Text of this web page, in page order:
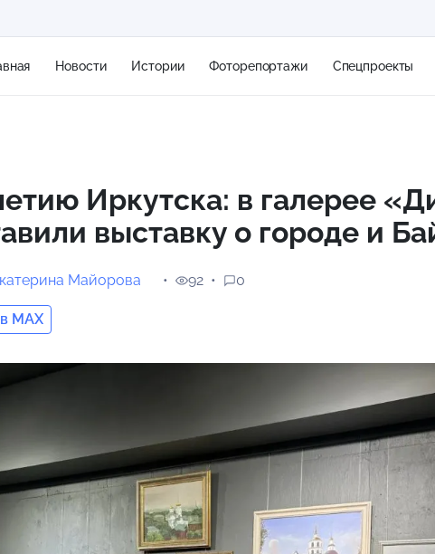
Новости Истории Фоторепортажи Спецпроекты
13 м/с
Иркутска: в галерее
выставку о городе и
Майорова
MAX
92 0